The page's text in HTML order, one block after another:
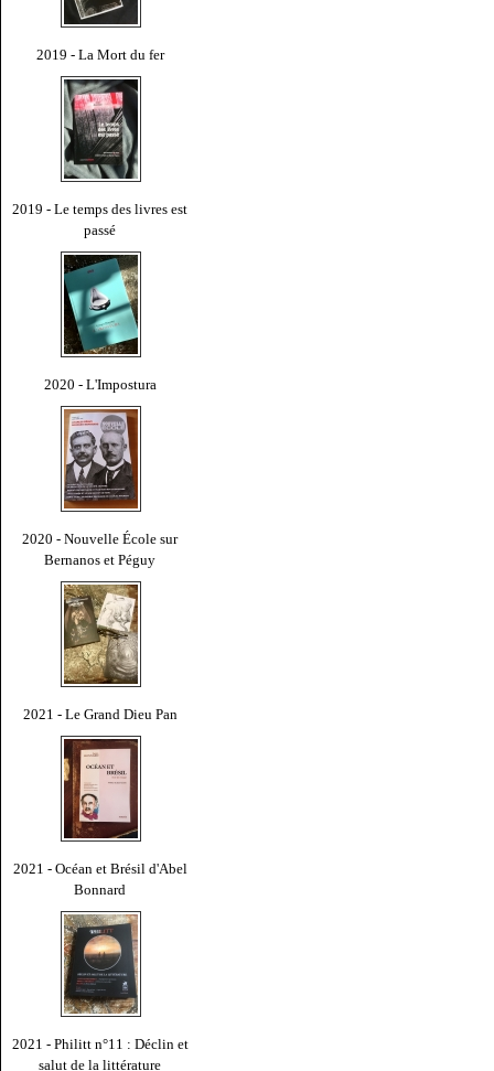
2019 - La Mort du fer
2019 - Le temps des livres est
passé
2020 - L'Impostura
2020 - Nouvelle École sur
Bernanos et Péguy
2021 - Le Grand Dieu Pan
2021 - Océan et Brésil d'Abel
Bonnard
2021 - Philitt n°11 : Déclin et
salut de la littérature